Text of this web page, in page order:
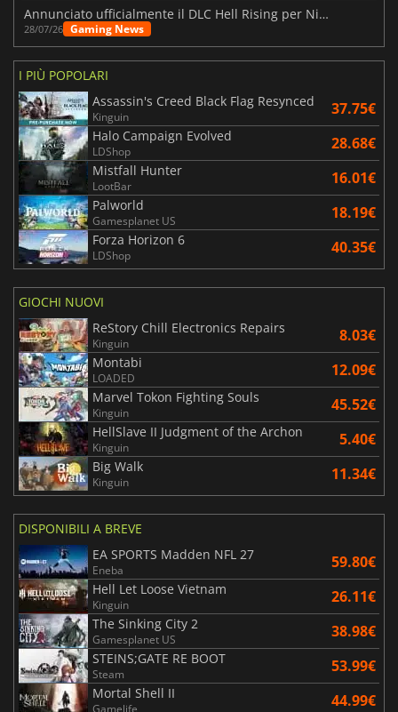
Annunciato ufficialmente il DLC Hell Rising per Nioh 3
28/07/26 Gaming News
I PIÙ POPOLARI
Assassin's Creed Black Flag Resynced
Kinguin 37.75€
Halo Campaign Evolved
LDShop 28.68€
Mistfall Hunter
LootBar 16.01€
Palworld
Gamesplanet US 18.19€
Forza Horizon 6
LDShop 40.35€
GIOCHI NUOVI
ReStory Chill Electronics Repairs
Kinguin 8.03€
Montabi
LOADED 12.09€
Marvel Tokon Fighting Souls
Kinguin 45.52€
HellSlave II Judgment of the Archon
Kinguin 5.40€
Big Walk
Kinguin 11.34€
DISPONIBILI A BREVE
EA SPORTS Madden NFL 27
Eneba 59.80€
Hell Let Loose Vietnam
Kinguin 26.11€
The Sinking City 2
Gamesplanet US 38.98€
STEINS;GATE RE BOOT
Steam 53.99€
Mortal Shell II 44.99€